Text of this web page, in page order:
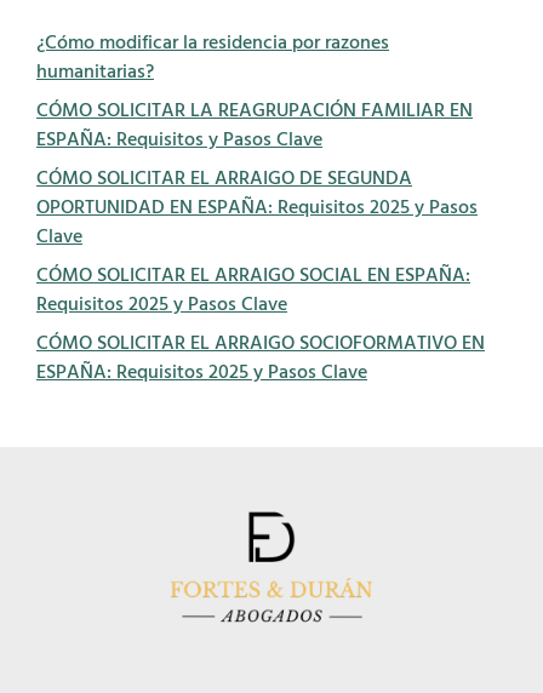
¿Cómo modificar la residencia por razones
humanitarias?
CÓMO SOLICITAR LA REAGRUPACIÓN FAMILIAR EN
ESPAÑA: Requisitos y Pasos Clave
CÓMO SOLICITAR EL ARRAIGO DE SEGUNDA
OPORTUNIDAD EN ESPAÑA: Requisitos 2025 y Pasos
Clave
CÓMO SOLICITAR EL ARRAIGO SOCIAL EN ESPAÑA:
Requisitos 2025 y Pasos Clave
CÓMO SOLICITAR EL ARRAIGO SOCIOFORMATIVO EN
ESPAÑA: Requisitos 2025 y Pasos Clave